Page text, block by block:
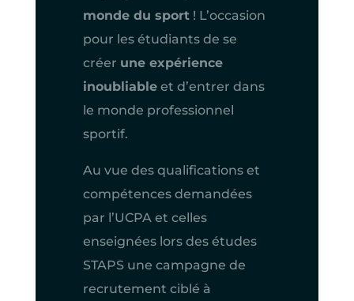
monde du sport! L’occasion
pour les étudiants de se
créer une expérience
inoubliableet d’entrer dans
le monde professionnel
sportif.
Au vue des qualifications et
compétences demandées
par l’UCPA et celles
enseignées lors des études
STAPS une campagne de
recrutement ciblé à